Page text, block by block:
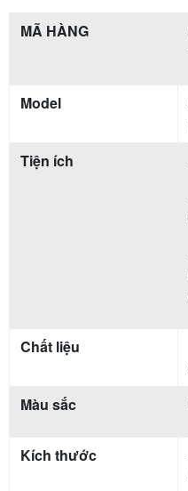
MÃ HÀNG
Model
Tiện ích
Chất liệu
Màu sắc
Kích thước